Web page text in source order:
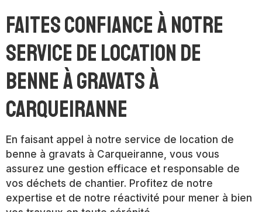
Faites confiance à notre
service de location de
benne à gravats à
Carqueiranne
En faisant appel à notre service de location de
benne à gravats à Carqueiranne, vous vous
assurez une gestion efficace et responsable de
vos déchets de chantier. Profitez de notre
expertise et de notre réactivité pour mener à bien